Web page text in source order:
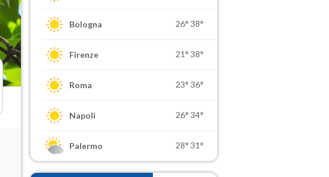
Bologna 26° 38°
Firenze 21° 38°
Roma 23° 36°
Napoli 26° 34°
Palermo 28° 31°